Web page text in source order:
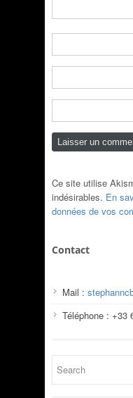
Ce site utilise
indésirables. En
données de vos
Contact
Mail :
Téléphone : +33